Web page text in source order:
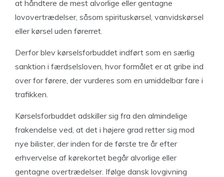
at håndtere de mest alvorlige eller gentagne
lovovertrædelser, såsom spirituskørsel, vanvidskørsel
eller kørsel uden førerret.
Derfor blev kørselsforbuddet indført som en særlig
sanktion i færdselsloven, hvor formålet er at gribe ind
over for førere, der vurderes som en umiddelbar fare i
trafikken.
Kørselsforbuddet adskiller sig fra den almindelige
frakendelse ved, at det i højere grad retter sig mod
nye bilister, der inden for de første tre år efter
erhvervelse af kørekortet begår alvorlige eller
gentagne overtrædelser. Ifølge dansk lovgivning